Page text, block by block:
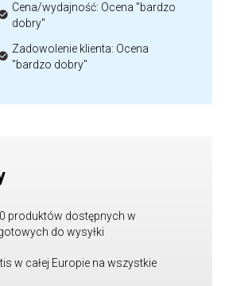
Cena/wydajność: Ocena "bardzo
dobry"
Zadowolenie klienta: Ocena
"bardzo dobry"
produktów dostępnych w
do wysyłki
w całej Europie na wszystkie